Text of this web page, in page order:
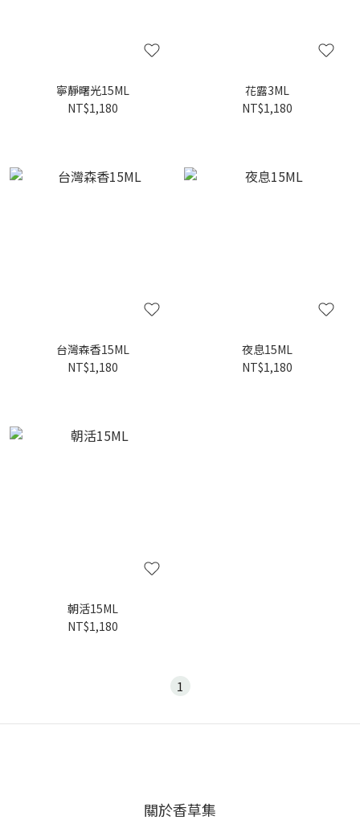
寧靜曙光15ML
NT$1,180
花露3ML
NT$1,180
台灣森香15ML
NT$1,180
夜息15ML
NT$1,180
朝活15ML
NT$1,180
1
關於香草集